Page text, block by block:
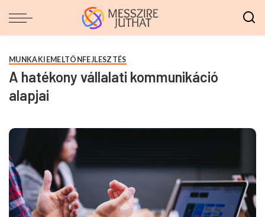
MUNKA KIEMELTÖNFEJLESZTÉS
A hatékony vállalati kommunikáció
alapjai